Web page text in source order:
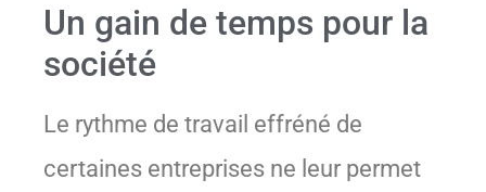
Un gain de temps pour la
société
Le rythme de travail effréné de
certaines entreprises ne leur permet